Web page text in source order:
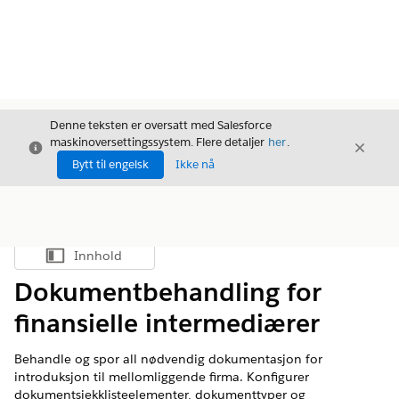
Avslutt
Denne teksten er oversatt med Salesforce
maskinoversettingssystem. Flere detaljer her.
Bytt til engelsk
Ikke nå
Avslutt
Vis innholdsfortegnelse
Innhold
Dokumentbehandling for
finansielle intermediærer
Behandle og spor all nødvendig dokumentasjon for
introduksjon til mellomliggende firma. Konfigurer
dokumentsjekklisteelementer, dokumenttyper og